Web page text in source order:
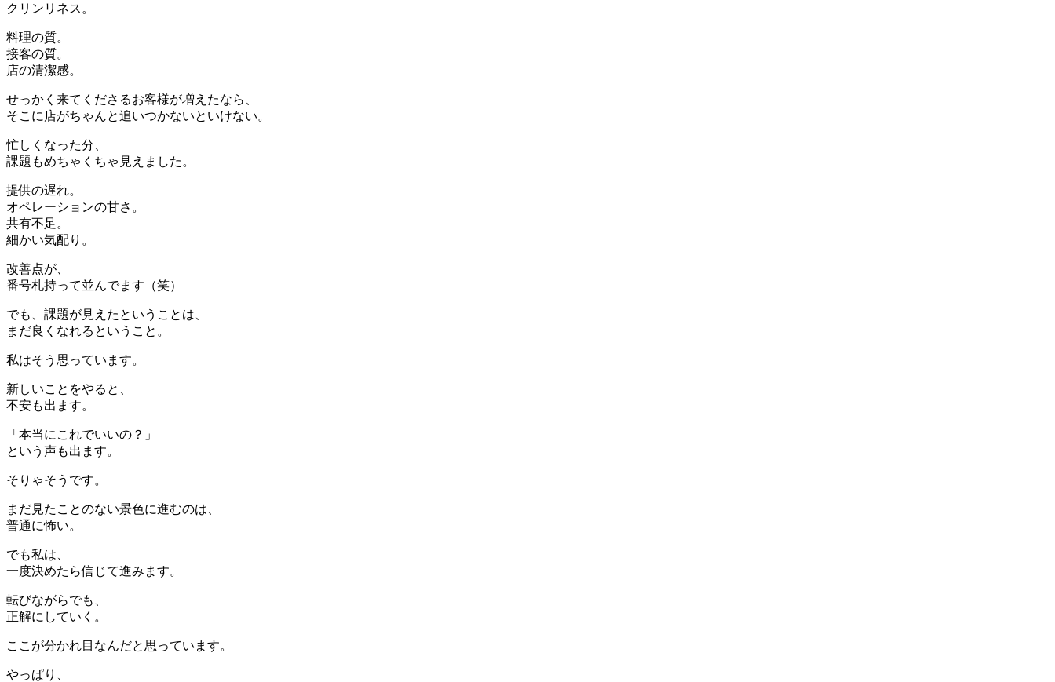
クリンリネス。
料理の質。
接客の質。
店の清潔感。
せっかく来てくださるお客様が増えたなら、
そこに店がちゃんと追いつかないといけない。
忙しくなった分、
課題もめちゃくちゃ見えました。
提供の遅れ。
オペレーションの甘さ。
共有不足。
細かい気配り。
改善点が、
番号札持って並んでます（笑）
でも、課題が見えたということは、
まだ良くなれるということ。
私はそう思っています。
新しいことをやると、
不安も出ます。
「本当にこれでいいの？」
という声も出ます。
そりゃそうです。
まだ見たことのない景色に進むのは、
普通に怖い。
でも私は、
一度決めたら信じて進みます。
転びながらでも、
正解にしていく。
ここが分かれ目なんだと思っています。
やっぱり、